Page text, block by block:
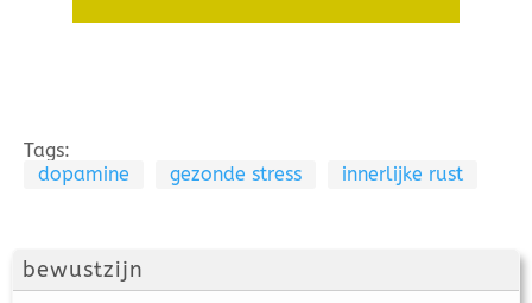
Tags:
dopamine
gezonde stress innerlijke rust
bewustzijn